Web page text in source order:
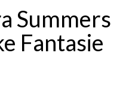
Summers
Fantasie